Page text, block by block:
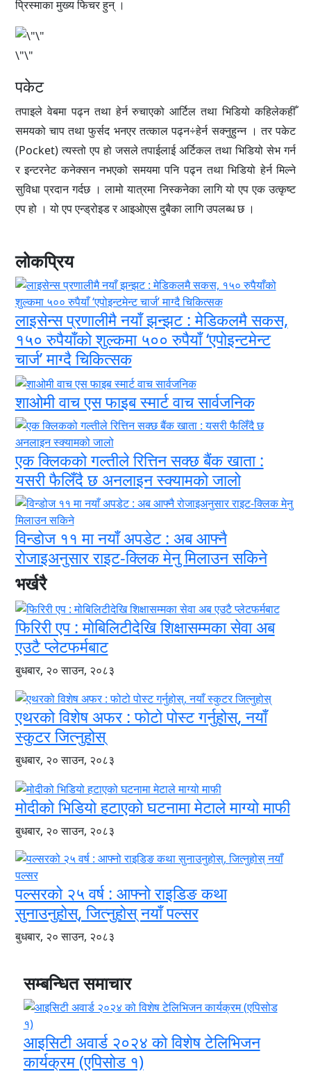
प्रिस्माका मुख्य फिचर हुन् ।
\"\"
पकेट
तपाइले वेबमा पढ्न तथा हेर्न रुचाएको आर्टिल तथा भिडियो कहिलेकहीँ
समयको चाप तथा फुर्सद भनएर तत्काल पढ्न÷हेर्न सक्नुहुन्न । तर पकेट
(Pocket) त्यस्तो एप हो जसले तपाईलाई अर्टिकल तथा भिडियो सेभ गर्न
र इन्टरनेट कनेक्सन नभएको समयमा पनि पढ्न तथा भिडियो हेर्न मिल्ने
सुविधा प्रदान गर्दछ । लामो यात्रमा निस्कनेका लागि यो एप एक उत्कृष्ट
एप हो । यो एप एन्ड्रोइड र आइओएस दुबैका लागि उपलब्ध छ ।
लोकप्रिय
लाइसेन्स प्रणालीमै नयाँ झन्झट : मेडिकलमै सकस,
१५० रुपैयाँको शुल्कमा ५०० रुपैयाँ ‘एपोइन्टमेन्ट
चार्ज’ माग्दै चिकित्सक
शाओमी वाच एस फाइब स्मार्ट वाच सार्वजनिक
एक क्लिकको गल्तीले रित्तिन सक्छ बैंक खाता :
यसरी फैलिँदै छ अनलाइन स्क्यामको जालो
विन्डोज ११ मा नयाँ अपडेट : अब आफ्नै
रोजाइअनुसार राइट-क्लिक मेनु मिलाउन सकिने
भर्खरै
फिरिरी एप : मोबिलिटीदेखि शिक्षासम्मका सेवा अब
एउटै प्लेटफर्मबाट
बुधबार, २० साउन, २०८३
एथरको विशेष अफर : फोटो पोस्ट गर्नुहोस्, नयाँ
स्कुटर जित्नुहोस्
बुधबार, २० साउन, २०८३
मोदीको भिडियो हटाएको घटनामा मेटाले माग्यो माफी
बुधबार, २० साउन, २०८३
पल्सरको २५ वर्ष : आफ्नो राइडिङ कथा
सुनाउनुहोस्, जित्नुहोस् नयाँ पल्सर
बुधबार, २० साउन, २०८३
सम्बन्धित समाचार
आइसिटी अवार्ड २०२४ को विशेष टेलिभिजन
कार्यक्रम (एपिसोड १)